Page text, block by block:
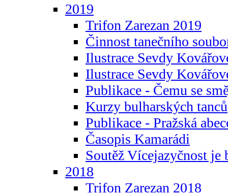
2019
Trifon Zarezan 2019
Činnost tanečního
Ilustrace Sevdy
Ilustrace Sevdy
Publikace - Čemu se
Kurzy bulharských tanců
Publikace - Pražská
Časopis Kamarádi
Soutěž Vícejazyčnost je
2018
Trifon Zarezan 2018